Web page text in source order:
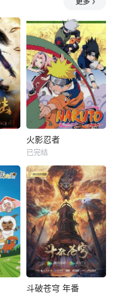
火影忍者
已完结
斗破苍穹 年番